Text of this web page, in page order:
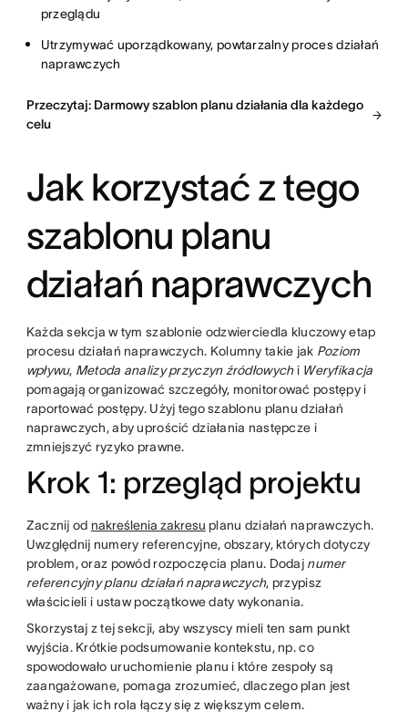
przeglądu
Utrzymywać uporządkowany, powtarzalny proces działań
naprawczych
Przeczytaj: Darmowy szablon planu działania dla każdego
celu
Jak korzystać z tego
szablonu planu
działań naprawczych
Każda sekcja w tym szablonie odzwierciedla kluczowy etap
procesu działań naprawczych. Kolumny takie jak Poziom
wpływu, Metoda analizy przyczyn źródłowychi Weryfikacja
pomagają organizować szczegóły, monitorować postępy i
raportować postępy. Użyj tego szablonu planu działań
naprawczych, aby uprościć działania następcze i
zmniejszyć ryzyko prawne.
Krok 1: przegląd projektu
Zacznij od nakreślenia zakresu planu działań naprawczych.
Uwzględnij numery referencyjne, obszary, których dotyczy
problem, oraz powód rozpoczęcia planu. Dodaj numer
referencyjny planu działań naprawczych, przypisz
właścicieli i ustaw początkowe daty wykonania.
Skorzystaj z tej sekcji, aby wszyscy mieli ten sam punkt
wyjścia. Krótkie podsumowanie kontekstu, np. co
spowodowało uruchomienie planu i które zespoły są
zaangażowane, pomaga zrozumieć, dlaczego plan jest
ważny i jak ich rola łączy się z większym celem.